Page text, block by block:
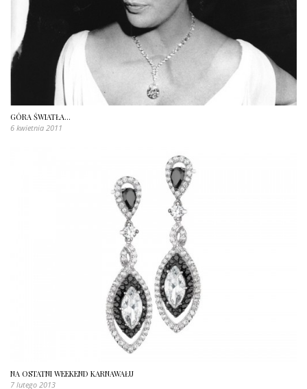
GÓRA ŚWIATŁA…
6 kwietnia 2011
NA OSTATNI WEEKEND KARNAWAŁU
7 lutego 2013